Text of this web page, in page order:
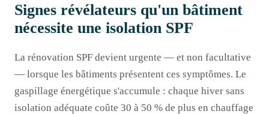
Signes révélateurs qu'un bâtiment
nécessite une isolation SPF
La rénovation SPF devient urgente — et non facultative
— lorsque les bâtiments présentent ces symptômes. Le
gaspillage énergétique s'accumule : chaque hiver sans
isolation adéquate coûte 30 à 50 % de plus en chauffage